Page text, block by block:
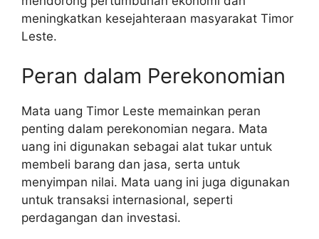
meningkatkan kesejahteraan masyarakat Timor
Leste.
Peran dalam Perekonomian
Mata uang Timor Leste memainkan peran
penting dalam perekonomian negara. Mata
uang ini digunakan sebagai alat tukar untuk
membeli barang dan jasa, serta untuk
menyimpan nilai. Mata uang ini juga digunakan
untuk transaksi internasional, seperti
perdagangan dan investasi.